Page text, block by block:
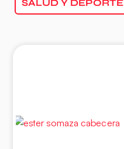
SALUD Y DEPORTE